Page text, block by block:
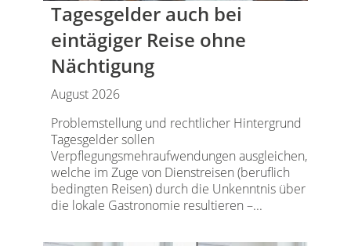
Tagesgelder auch bei
eintägiger Reise ohne
Nächtigung
August 2026
Problemstellung und rechtlicher Hintergrund
Tagesgelder sollen
Verpflegungsmehraufwendungen ausgleichen,
welche im Zuge von Dienstreisen (beruflich
bedingten Reisen) durch die Unkenntnis über
die lokale Gastronomie resultieren –...